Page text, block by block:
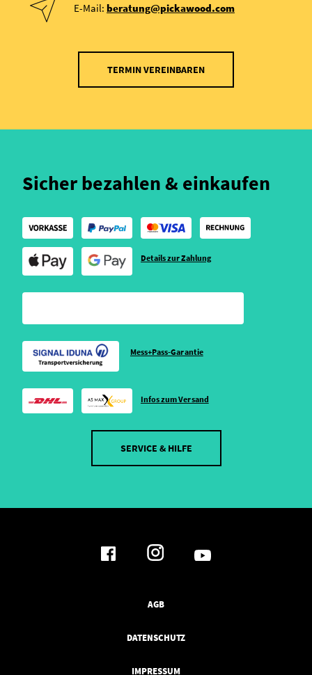
E-Mail: beratung@pickawood.com
TERMIN VEREINBAREN
Sicher bezahlen & einkaufen
Details zur Zahlung
Mess+Pass-Garantie
Infos zum Versand
SERVICE & HILFE
AGB
DATENSCHUTZ
IMPRESSUM